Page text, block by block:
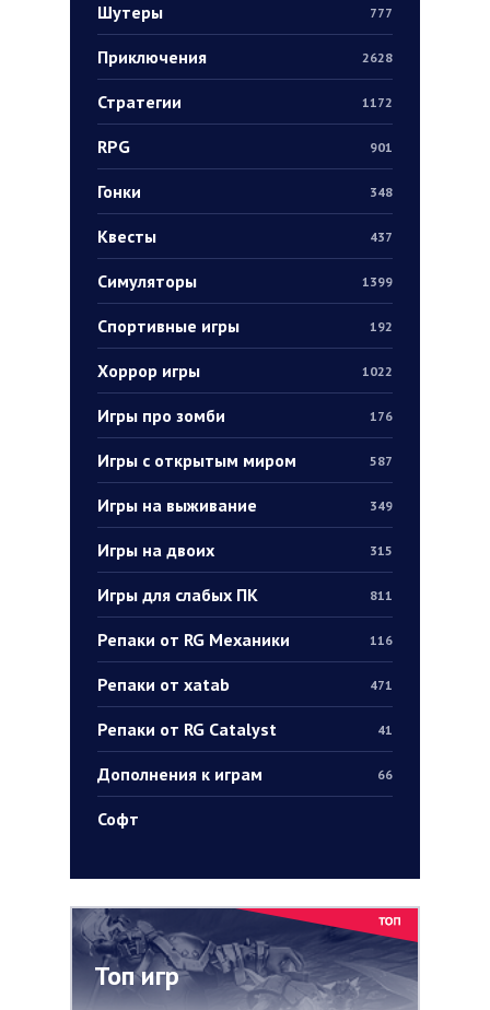
Шутеры 777
Приключения 2628
Стратегии 1172
RPG 901
Гонки 348
Квесты 437
Симуляторы 1399
Спортивные игры 192
Хоррор игры 1022
Игры про зомби 176
Игры с открытым миром 587
Игры на выживание 349
Игры на двоих 315
Игры для слабых ПК 811
Репаки от RG Механики 116
Репаки от xatab 471
Репаки от RG Catalyst 41
Дополнения к играм 66
Софт
Топ игр